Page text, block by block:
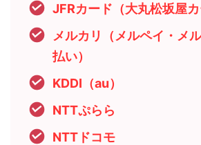
JFRカード（大丸松坂屋カ
メルカリ（メルペイ・メ
払い）
KDDI（au）
NTTぷらら
NTTドコモ